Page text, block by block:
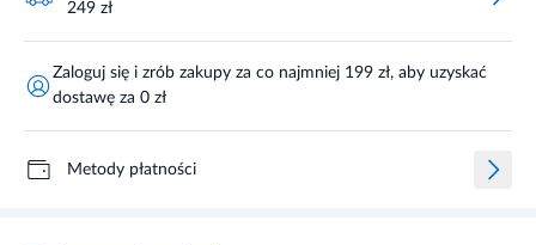
249 zł
Zaloguj się i zrób zakupy za co najmniej 199 zł, aby uzyskać
dostawę za 0 zł
Metody płatności